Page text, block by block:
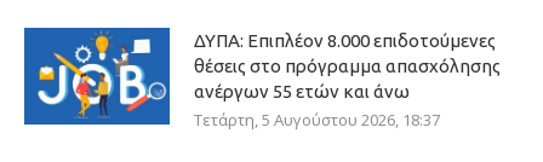
ΔΥΠΑ: Επιπλέον 8.000 επιδοτούμενες
θέσεις στο πρόγραμμα απασχόλησης
ανέργων 55 ετών και άνω
Τετάρτη, 5 Αυγούστου 2026, 18:37